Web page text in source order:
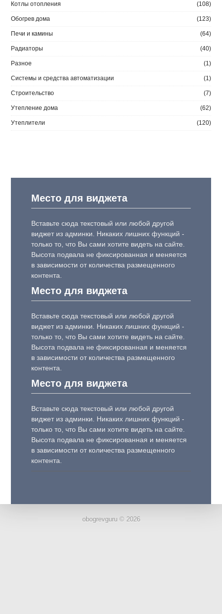
Котлы отопления (108)
Обогрев дома (123)
Печи и камины (64)
Радиаторы (40)
Разное (1)
Системы и средства автоматизации (1)
Строительство (7)
Утепление дома (62)
Утеплители (120)
Место для виджета
Вставьте сюда текстовый или любой другой
виджет из админки. Никаких лишних функций -
только то, что Вы сами хотите видеть на сайте.
Высота подвала не фиксированная и меняется
в зависимости от количества размещенного
контента.
Место для виджета
Вставьте сюда текстовый или любой другой
виджет из админки. Никаких лишних функций -
только то, что Вы сами хотите видеть на сайте.
Высота подвала не фиксированная и меняется
в зависимости от количества размещенного
контента.
Место для виджета
Вставьте сюда текстовый или любой другой
виджет из админки. Никаких лишних функций -
только то, что Вы сами хотите видеть на сайте.
Высота подвала не фиксированная и меняется
в зависимости от количества размещенного
контента.
obogrevguru © 2026